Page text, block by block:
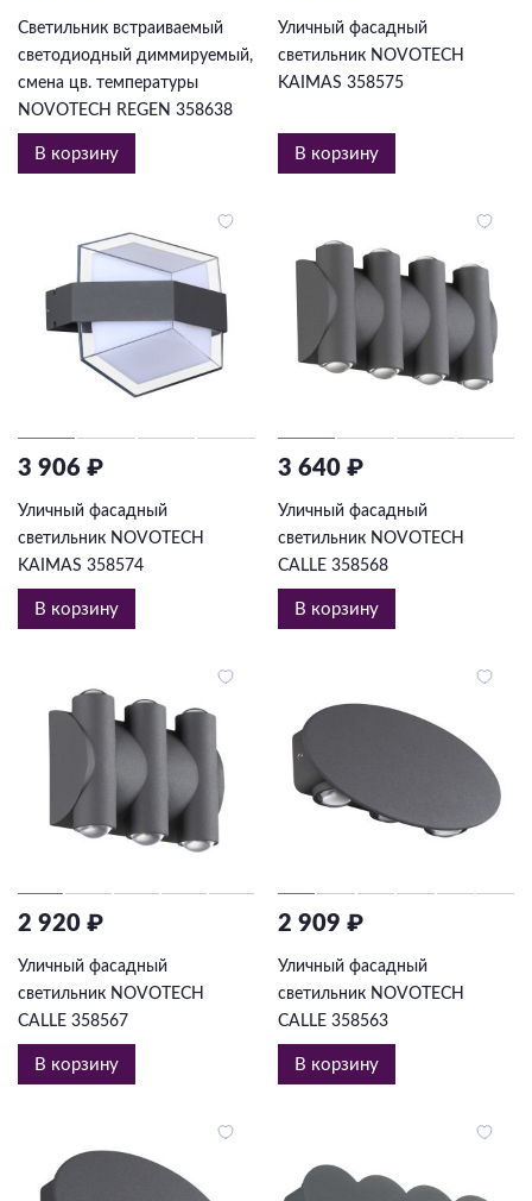
Светильник встраиваемый
светодиодный диммируемый,
смена цв. температуры
NOVOTECH REGEN 358638
В корзину
Уличный фасадный
светильник NOVOTECH
KAIMAS 358575
В корзину
3 906 ₽
Уличный фасадный
светильник NOVOTECH
KAIMAS 358574
В корзину
3 640 ₽
Уличный фасадный
светильник NOVOTECH
CALLE 358568
В корзину
2 920 ₽
Уличный фасадный
светильник NOVOTECH
CALLE 358567
В корзину
2 909 ₽
Уличный фасадный
светильник NOVOTECH
CALLE 358563
В корзину